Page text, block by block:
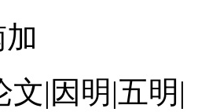
文|因明|五明|